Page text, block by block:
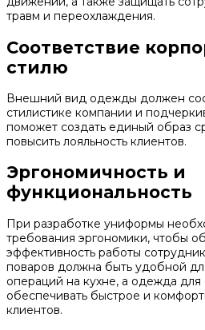
травм и переохлаждения.
Соответствие
стилю
Внешний вид одежды должен
стилистике компании и
поможет создать единый образ
повысить лояльность клиентов.
Эргономичность и
функциональность
При разработке униформы
требования эргономики, чтобы
эффективность работы
поваров должна быть удобной
операций на кухне, а одежда
обеспечивать быстрое и
клиентов.